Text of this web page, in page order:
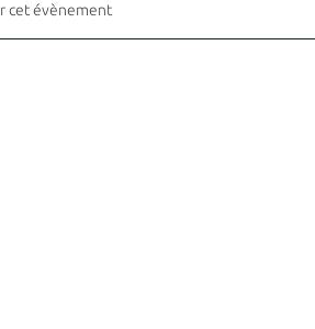
cet évènement